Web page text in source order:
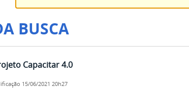
BUSCA
Capacitar 4.0
15/06/2021 20h27